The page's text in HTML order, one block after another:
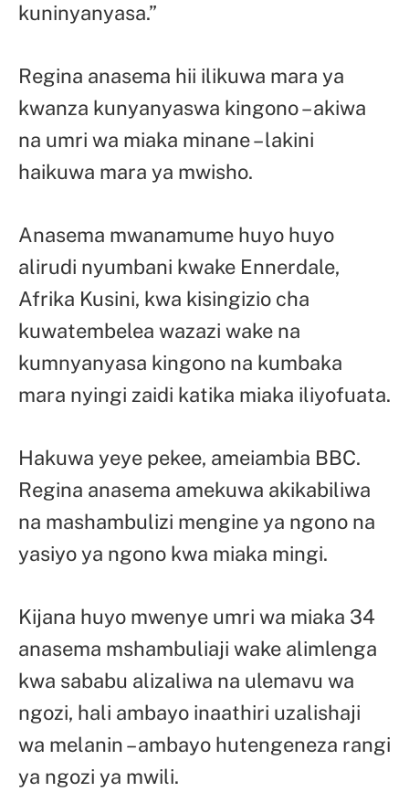
kuninyanyasa.”
Regina anasema hii ilikuwa mara ya
kwanza kunyanyaswa kingono – akiwa
na umri wa miaka minane – lakini
haikuwa mara ya mwisho.
Anasema mwanamume huyo huyo
alirudi nyumbani kwake Ennerdale,
Afrika Kusini, kwa kisingizio cha
kuwatembelea wazazi wake na
kumnyanyasa kingono na kumbaka
mara nyingi zaidi katika miaka iliyofuata.
Hakuwa yeye pekee, ameiambia BBC.
Regina anasema amekuwa akikabiliwa
na mashambulizi mengine ya ngono na
yasiyo ya ngono kwa miaka mingi.
Kijana huyo mwenye umri wa miaka 34
anasema mshambuliaji wake alimlenga
kwa sababu alizaliwa na ulemavu wa
ngozi, hali ambayo inaathiri uzalishaji
wa melanin – ambayo hutengeneza rangi
ya ngozi ya mwili.